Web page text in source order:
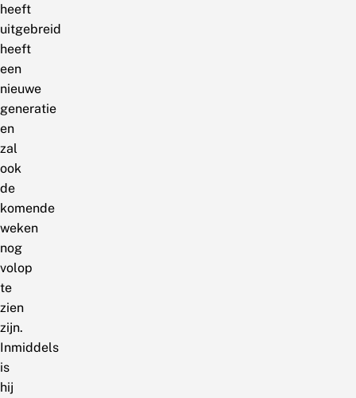
heeft
uitgebreid
heeft
een
nieuwe
generatie
en
zal
ook
de
komende
weken
nog
volop
te
zien
zijn.
Inmiddels
is
hij